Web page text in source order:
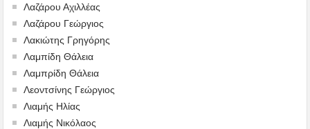
Λαζάρου Αχιλλέας
Λαζάρου Γεώργιος
Λακιώτης Γρηγόρης
Λαμπίδη Θάλεια
Λαμπρίδη Θάλεια
Λεοντσίνης Γεώργιος
Λιαμής Ηλίας
Λιαμής Νικόλαος